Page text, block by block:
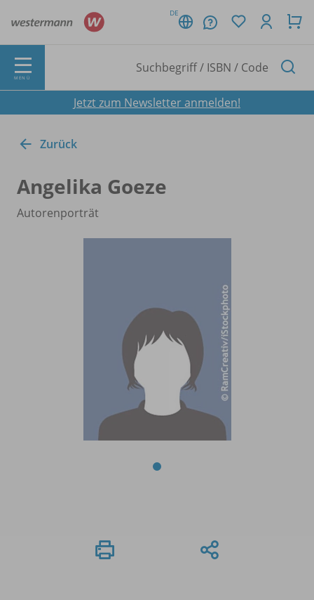
DE
MENÜ
Jetzt zum Newsletter anmelden!
Zurück
Angelika Goeze
Autorenporträt